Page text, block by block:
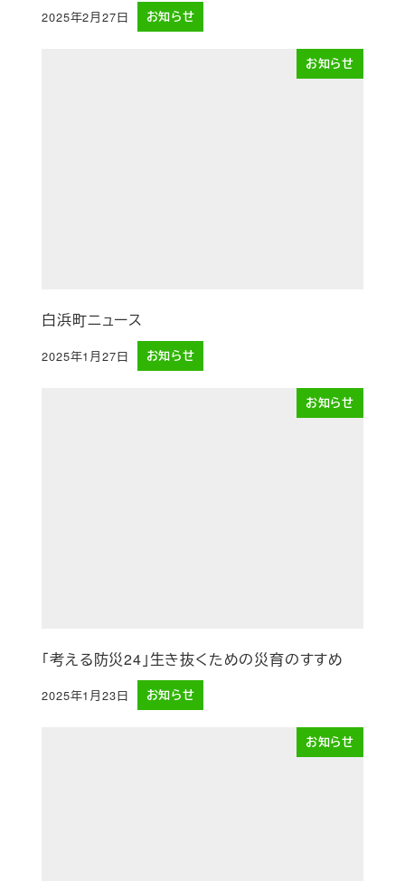
投稿日
2025年2月27日 お知らせ
お知らせ
白浜町ニュース
投稿日
2025年1月27日 お知らせ
お知らせ
「考える防災24」生き抜くための災育のすすめ
投稿日
2025年1月23日 お知らせ
お知らせ